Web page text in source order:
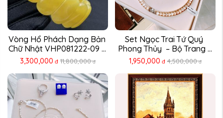
Vòng Hổ Phách Dạng Bản
Chữ Nhật VHP081222-09 –
...
3,300,000 đ 11,800,000 đ
Set Ngọc Trai Tứ Quý
Phong Thủy  – Bộ Trang ...
1,950,000 đ 4,500,000 đ